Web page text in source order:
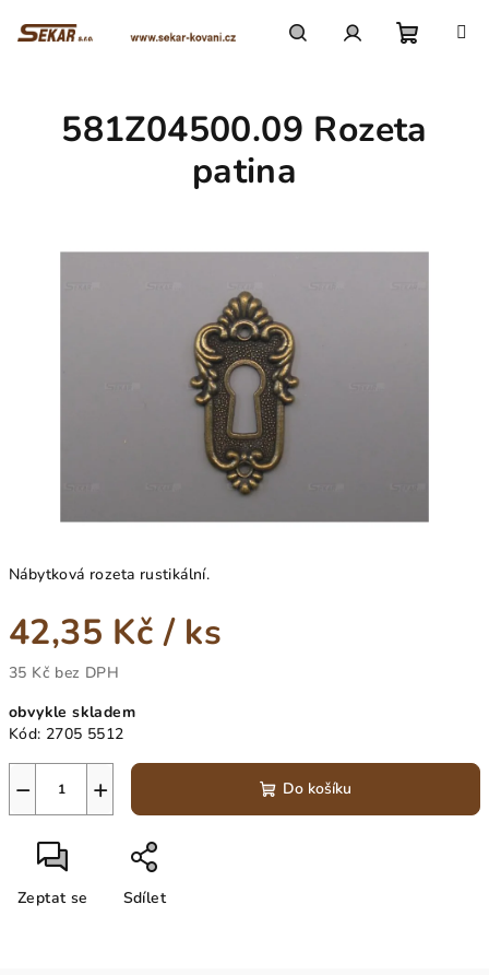
košík
Nábytková rozeta rustikální.
42,35 Kč/ ks
35 Kč bez DPH
cena:
obvykle skladem
Kód: 2705 5512
+
− Do košíku
Zeptat se Sdílet
581Z04500.09 Rozeta
patina